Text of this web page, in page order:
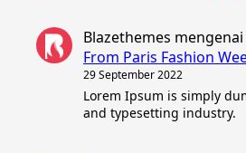
Blazethemes mengenai
From Paris Fashion
29 September 2022
Lorem Ipsum is simply
and typesetting industry.